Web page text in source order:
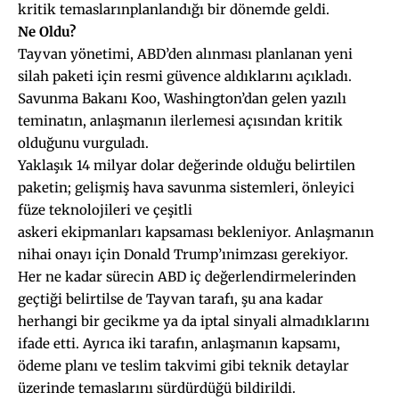
kritik temaslarınplanlandığı bir dönemde geldi.
Ne Oldu?
Tayvan yönetimi, ABD’den alınması planlanan yeni
silah paketi için resmi güvence aldıklarını açıkladı.
Savunma Bakanı Koo, Washington’dan gelen yazılı
teminatın, anlaşmanın ilerlemesi açısından kritik
olduğunu vurguladı.
Yaklaşık 14 milyar dolar değerinde olduğu belirtilen
paketin; gelişmiş hava savunma sistemleri, önleyici
füze teknolojileri ve çeşitli
askeri ekipmanları kapsaması bekleniyor. Anlaşmanın
nihai onayı için Donald Trump’ınimzası gerekiyor.
Her ne kadar sürecin ABD iç değerlendirmelerinden
geçtiği belirtilse de Tayvan tarafı, şu ana kadar
herhangi bir gecikme ya da iptal sinyali almadıklarını
ifade etti. Ayrıca iki tarafın, anlaşmanın kapsamı,
ödeme planı ve teslim takvimi gibi teknik detaylar
üzerinde temaslarını sürdürdüğü bildirildi.